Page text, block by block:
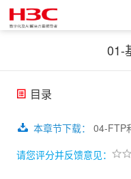
01-
目录
本章节下载： 04-FTP
请您评分并反馈意见：